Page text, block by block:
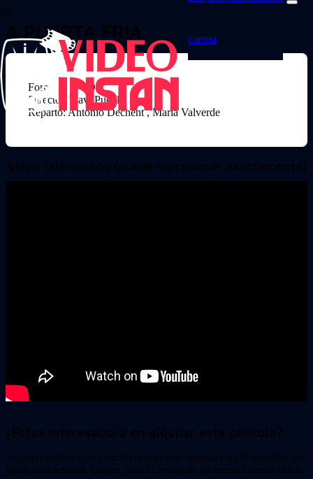
cuenta
A PUERTA FRIA
Formato: DVD
Director: Xavi Puebla
Reparto: Antonio Dechent , Maria Valverde
Video relacionado (puede no coincidir exactamente)
¿Estas interesado/a en alquilar esta película?
Si quieres saber si la película que deseas alquilar está disponible, por
favor, contáctanos. Luego, podrás recogerla en nuestra tienda física.